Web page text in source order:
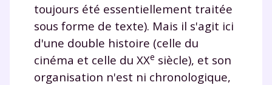
toujours été essentiellement traitée
sous forme de texte). Mais il s'agit ici
d'une double histoire (celle du
cinéma et celle du XXe siècle), et son
organisation n'est ni chronologique,